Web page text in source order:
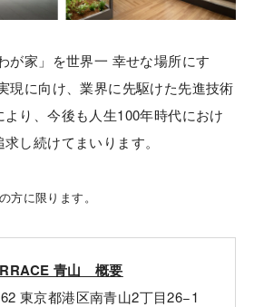
が家」を世界一 幸せな場所にす
現に向け、業界に先駆けた先進技術
り、今後も人生100年時代におけ
し続けてまいります。
方に限ります。
青山 概要
東京都港区南青山2丁目26−1